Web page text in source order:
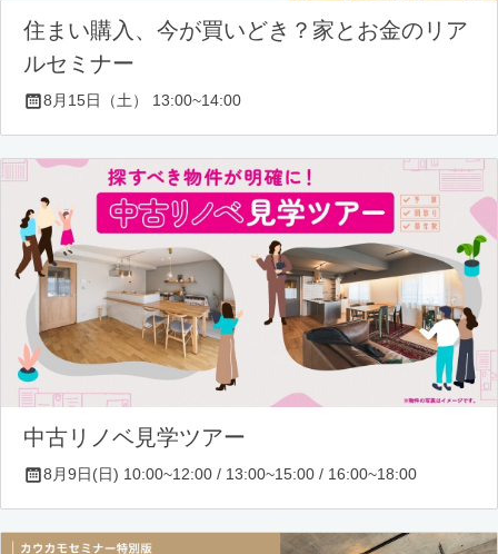
住まい購入、今が買いどき？家とお金のリア
ルセミナー
8月15日（土） 13:00~14:00
中古リノベ見学ツアー
8月9日(日) 10:00~12:00 / 13:00~15:00 / 16:00~18:00